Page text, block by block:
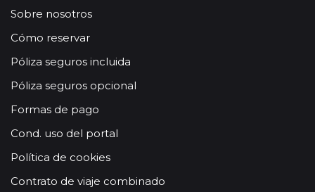
Sobre nosotros
Cómo reservar
Póliza seguros incluida
Póliza seguros opcional
Formas de pago
Cond. uso del portal
Política de cookies
Contrato de viaje combinado